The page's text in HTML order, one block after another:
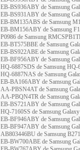
EB-BS936ABY de Samsung
EB-BS931ABY de Samsung
EB-BM135ABS de Samsung
EB-BM156ABY de Samsung
P0986 de Samsung
EB-BT575BBE de Samsung
EB-BS922ABE de Samsung
EB-BF956ABY de Samsung
HQ-6887SDS de Samsung HQ-
HQ-6887NAS de Samsung
EB-BA166ABY de Samsung
AA-PBSN4AT de Samsung
AA-PBQN4TR de Samsung
EB-BS721ABY de Samsung
HQ-7160SS de Samsung
EB-BF946ABY de Samsung
EB-BF947ABY de Samsung
AB803446BU de Samsung
EB-BW700ABE de Samsung